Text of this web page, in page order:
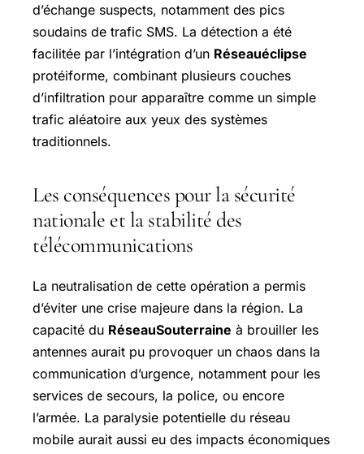
d’échange suspects, notamment des pics
soudains de trafic SMS. La détection a été
facilitée par l’intégration d’un Réseauéclipse
protéiforme, combinant plusieurs couches
d’infiltration pour apparaître comme un simple
trafic aléatoire aux yeux des systèmes
traditionnels.
Les conséquences pour la sécurité
nationale et la stabilité des
télécommunications
La neutralisation de cette opération a permis
d’éviter une crise majeure dans la région. La
capacité du RéseauSouterraine à brouiller les
antennes aurait pu provoquer un chaos dans la
communication d’urgence, notamment pour les
services de secours, la police, ou encore
l’armée. La paralysie potentielle du réseau
mobile aurait aussi eu des impacts économiques